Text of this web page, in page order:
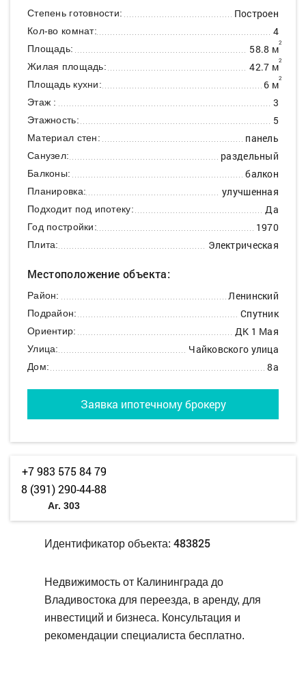
Степень готовности: Построен
Кол-во комнат: 4
Площадь: 58.8 м2
Жилая площадь: 42.7 м2
Площадь кухни: 6 м2
Этаж : 3
Этажность: 5
Материал стен: панель
Санузел: раздельный
Балконы: балкон
Планировка: улучшенная
Подходит под ипотеку: Да
Год постройки: 1970
Плита: Электрическая
Местоположение объекта:
Район: Ленинский
Подрайон: Спутник
Ориентир: ДК 1 Мая
Улица: Чайковского улица
Дом: 8а
Заявка ипотечному брокеру
+7 983 575 84 79
8 (391) 290-44-88
Аг. 303
Идентификатор объекта: 483825
Недвижимость от Калининграда до
Владивостока для переезда, в аренду, для
инвестиций и бизнеса. Консультация и
рекомендации специалиста бесплатно.